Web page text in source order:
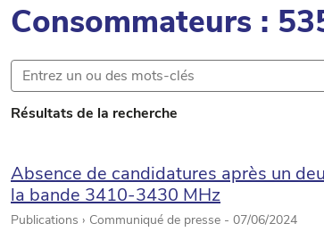
Consommateurs :
Résultats de la recherche
Absence de candidatures après un
la bande 3410-3430 MHz
Publications › Communiqué de presse - 07/06/2024